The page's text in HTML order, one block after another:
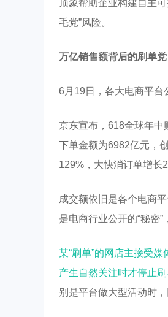
顶象帮助企业构建自主
毛党”风险。
万亿销售额背后的刷单党
6月19日，各大电商平台
京东宣布，618全球年中
下单金额为6982亿元，
129%，大快消订单增长
成交额依旧是各个电商
是电商行业公开的“秘密
某“刷单”的网店主接受
产生自然关注时才停止
别是平台做大型活动时